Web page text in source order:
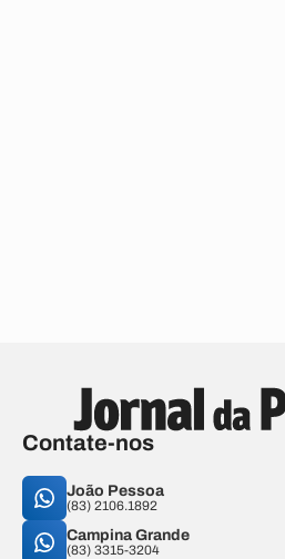
Contate-nos
João Pessoa
(83) 2106.1892
Campina Grande
(83) 3315-3204